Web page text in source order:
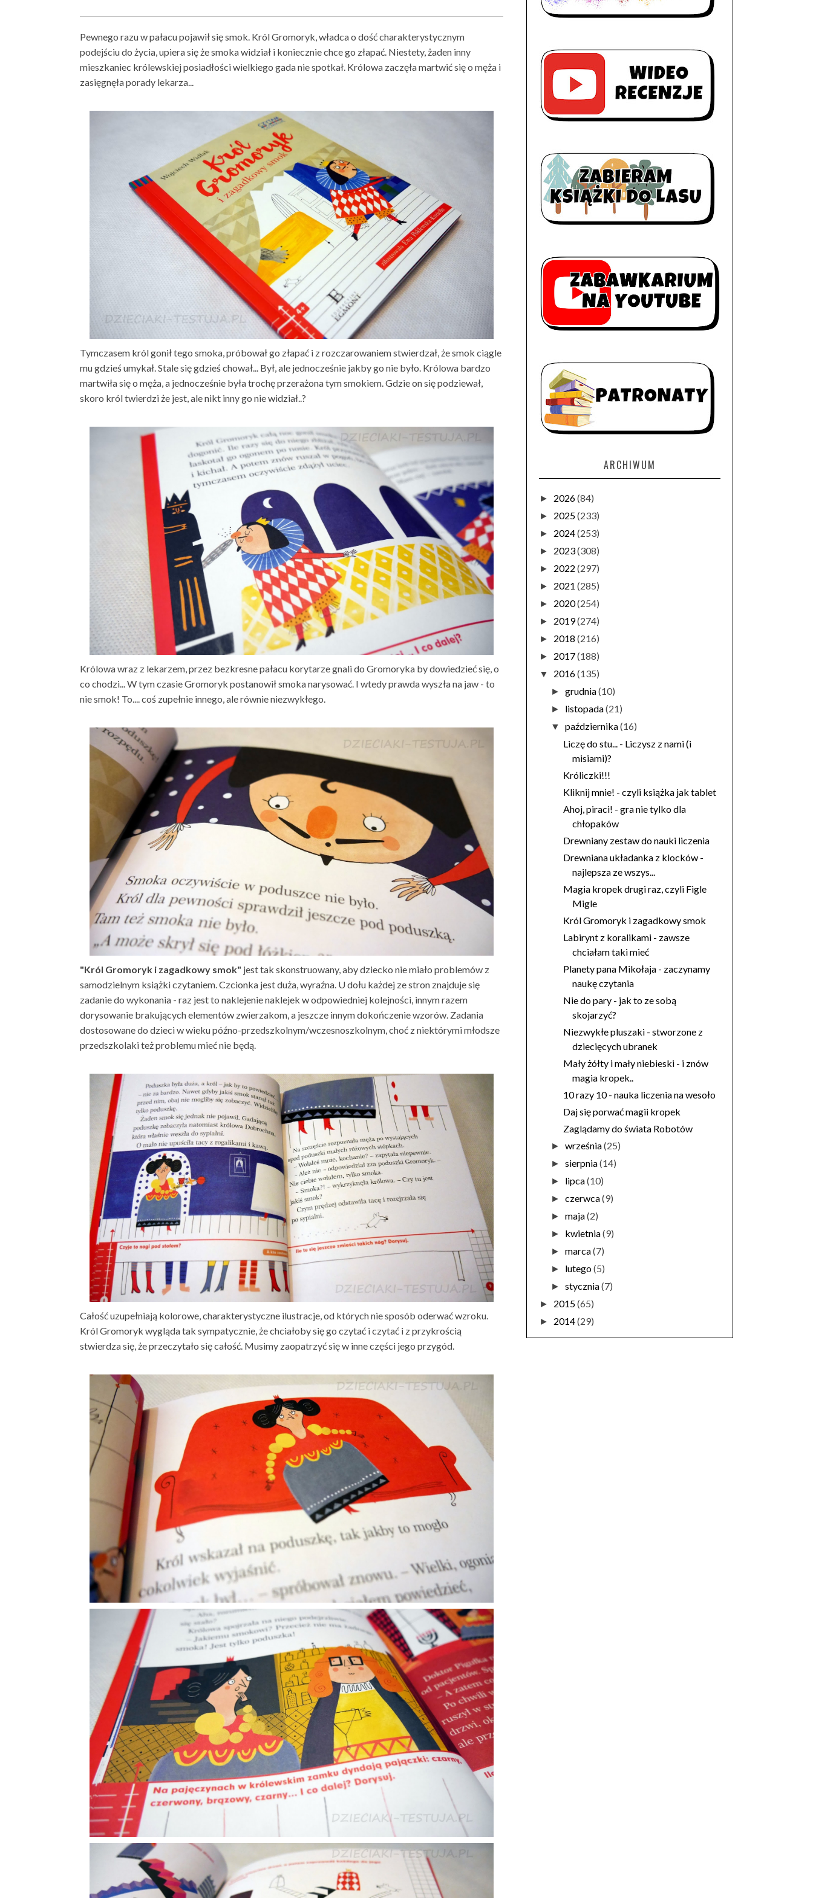
Pewnego razu w pałacu pojawił się smok. Król Gromoryk, władca o dość charakterystycznym
podejściu do życia, upiera się że smoka widział i koniecznie chce go złapać. Niestety, żaden inny
mieszkaniec królewskiej posiadłości wielkiego gada nie spotkał. Królowa zaczęła martwić się o męża i
zasięgnęła porady lekarza...
Tymczasem król gonił tego smoka, próbował go złapać i z rozczarowaniem stwierdzał, że smok ciągle
mu gdzieś umykał. Stale się gdzieś chował... Był, ale jednocześnie jakby go nie było. Królowa bardzo
martwiła się o męża, a jednocześnie była trochę przerażona tym smokiem. Gdzie on się podziewał,
skoro król twierdzi że jest, ale nikt inny go nie widział..?
Królowa wraz z lekarzem, przez bezkresne pałacu korytarze gnali do Gromoryka by dowiedzieć się, o
co chodzi... W tym czasie Gromoryk postanowił smoka narysować. I wtedy prawda wyszła na jaw - to
nie smok! To.... coś zupełnie innego, ale równie niezwykłego.
"Król Gromoryk i zagadkowy smok" jest tak skonstruowany, aby dziecko nie miało problemów z
samodzielnym książki czytaniem. Czcionka jest duża, wyraźna. U dołu każdej ze stron znajduje się
zadanie do wykonania - raz jest to naklejenie naklejek w odpowiedniej kolejności, innym razem
dorysowanie brakujących elementów zwierzakom, a jeszcze innym dokończenie wzorów. Zadania
dostosowane do dzieci w wieku późno-przedszkolnym/wczesnoszkolnym, choć z niektórymi młodsze
przedszkolaki też problemu mieć nie będą.
Całość uzupełniają kolorowe, charakterystyczne ilustracje, od których nie sposób oderwać wzroku.
Król Gromoryk wygląda tak sympatycznie, że chciałoby się go czytać i czytać i z przykrością
stwierdza się, że przeczytało się całość. Musimy zaopatrzyć się w inne części jego przygód.
ARCHIWUM
► 2026(84)
► 2025(233)
► 2024(253)
► 2023(308)
► 2022 (297)
► 2021 (285)
► 2020(254)
► 2019(274)
► 2018 (216)
► 2017(188)
▼ 2016(135)
►grudnia(10)
► listopada(21)
▼października(16)
Liczę do stu... - Liczysz z nami (i
misiami)?
Króliczki!!!
Kliknij mnie! - czyli książka jak tablet
Ahoj, piraci! - gra nie tylko dla
chłopaków
Drewniany zestaw do nauki liczenia
Drewniana układanka z klocków -
najlepsza ze wszys...
Magia kropek drugi raz, czyli Figle
Migle
Król Gromoryk i zagadkowy smok
Labirynt z koralikami - zawsze
chciałam taki mieć
Planety pana Mikołaja - zaczynamy
naukę czytania
Nie do pary - jak to ze sobą
skojarzyć?
Niezwykłe pluszaki - stworzone z
dziecięcych ubranek
Mały żółty i mały niebieski - i znów
magia kropek..
10 razy 10 - nauka liczenia na wesoło
Daj się porwać magii kropek
Zaglądamy do świata Robotów
►września(25)
►sierpnia(14)
► lipca(10)
►czerwca(9)
►maja(2)
► kwietnia(9)
►marca(7)
► lutego(5)
►stycznia(7)
► 2015(65)
► 2014(29)